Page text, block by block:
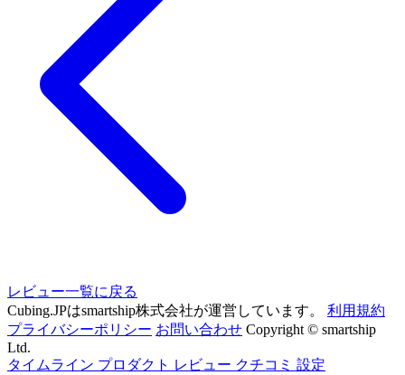
レビュー一覧に戻る
Cubing.JPはsmartship株式会社が運営しています。
利用規約
プライバシーポリシー お問い合わせ Copyright © smartship
Ltd.
タイムライン プロダクト レビュー クチコミ 設定